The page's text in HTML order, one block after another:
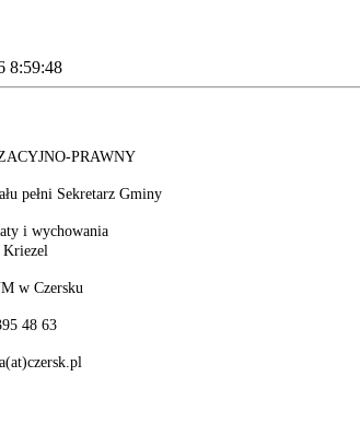
8:59:48
PRAWNY
pełni Sekretarz Gminy
i wychowania
Kriezel
w Czersku
48 63